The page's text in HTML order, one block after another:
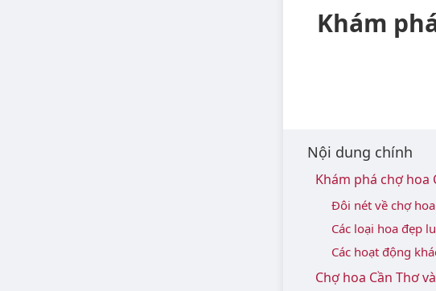
Khám
Nội dung chính
Khám phá chợ hoa
Đôi nét về chợ
Các loại hoa đẹp
Các hoạt động
Chợ hoa Cần Thơ